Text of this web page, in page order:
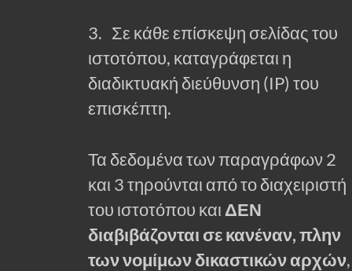
3. Σε κάθε επίσκεψη σελίδας του
ιστοτόπου, καταγράφεται η
διαδικτυακή διεύθυνση (IP) του
επισκέπτη.
Τα δεδομένα των παραγράφων 2
και 3 τηρούνται από το διαχειριστή
του ιστοτόπου και ΔΕΝ
διαβιβάζονται σε κανέναν, πλην
των νομίμων δικαστικών αρχών,